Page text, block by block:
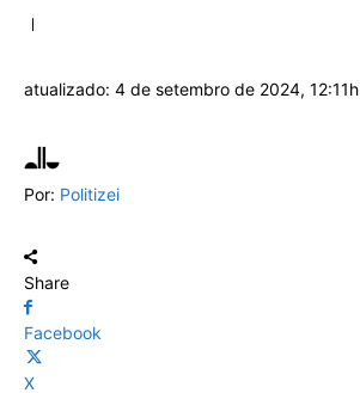
atualizado: 4 de setembro de 2024, 12:11h
Por: Politizei
Share
Facebook
X